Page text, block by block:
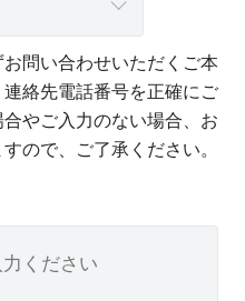
問い合わせいただくご本
絡先電話番号を正確にご
やご入力のない場合、お
ので、ご了承ください。